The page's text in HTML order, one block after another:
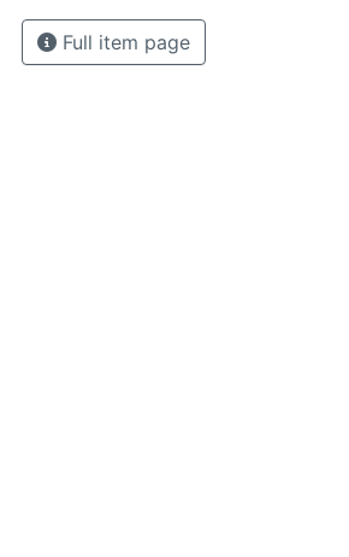
Full item page